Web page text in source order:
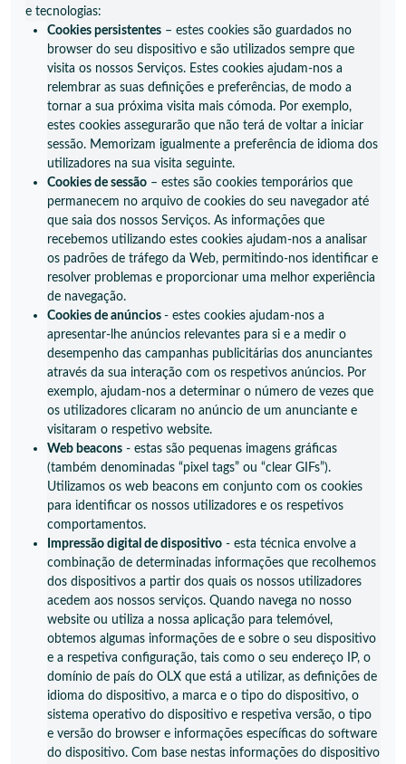
e tecnologias:
Cookies persistentes – estes cookies são guardados no
browser do seu dispositivo e são utilizados sempre que
visita os nossos Serviços. Estes cookies ajudam-nos a
relembrar as suas definições e preferências, de modo a
tornar a sua próxima visita mais cómoda. Por exemplo,
estes cookies assegurarão que não terá de voltar a iniciar
sessão. Memorizam igualmente a preferência de idioma dos
utilizadores na sua visita seguinte.
Cookies de sessão – estes são cookies temporários que
permanecem no arquivo de cookies do seu navegador até
que saia dos nossos Serviços. As informações que
recebemos utilizando estes cookies ajudam-nos a analisar
os padrões de tráfego da Web, permitindo-nos identificar e
resolver problemas e proporcionar uma melhor experiência
de navegação.
Cookies de anúncios - estes cookies ajudam-nos a
apresentar-lhe anúncios relevantes para si e a medir o
desempenho das campanhas publicitárias dos anunciantes
através da sua interação com os respetivos anúncios. Por
exemplo, ajudam-nos a determinar o número de vezes que
os utilizadores clicaram no anúncio de um anunciante e
visitaram o respetivo website.
Web beacons - estas são pequenas imagens gráficas
(também denominadas “pixel tags” ou “clear GIFs”).
Utilizamos os web beacons em conjunto com os cookies
para identificar os nossos utilizadores e os respetivos
comportamentos.
Impressão digital de dispositivo - esta técnica envolve a
combinação de determinadas informações que recolhemos
dos dispositivos a partir dos quais os nossos utilizadores
acedem aos nossos serviços. Quando navega no nosso
website ou utiliza a nossa aplicação para telemóvel,
obtemos algumas informações de e sobre o seu dispositivo
e a respetiva configuração, tais como o seu endereço IP, o
domínio de país do OLX que está a utilizar, as definições de
idioma do dispositivo, a marca e o tipo do dispositivo, o
sistema operativo do dispositivo e respetiva versão, o tipo
e versão do browser e informações específicas do software
do dispositivo. Com base nestas informações do dispositivo